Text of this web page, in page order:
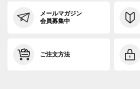
メールマガジン
会員募集中
ご注文方法